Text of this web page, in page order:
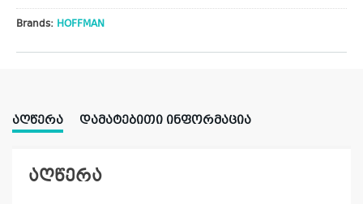
Brands: HOFFMAN
ᲐᲦᲬᲔᲠᲐ ᲓᲐᲛᲐᲢᲔᲑᲘᲗᲘ ᲘᲜᲤᲝᲠᲛᲐᲪᲘᲐ
აღწერა